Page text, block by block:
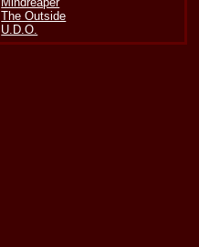
The Outside
U.D.O.